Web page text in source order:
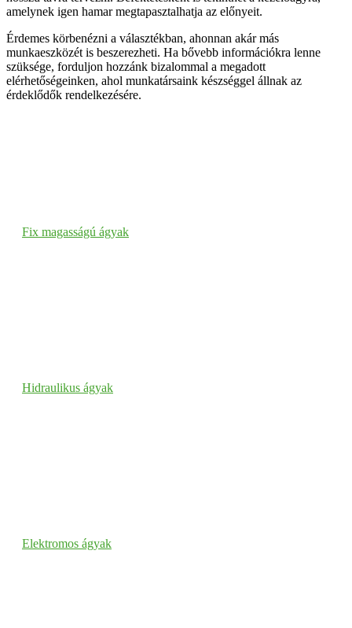
amelynek igen hamar megtapasztalhatja az előnyeit.
Érdemes körbenézni a választékban, ahonnan akár más
munkaeszközét is beszerezheti. Ha bővebb információkra lenne
szüksége, forduljon hozzánk bizalommal a megadott
elérhetőségeinken, ahol munkatársaink készséggel állnak az
érdeklődők rendelkezésére.
Fix magasságú ágyak
Hidraulikus ágyak
Elektromos ágyak